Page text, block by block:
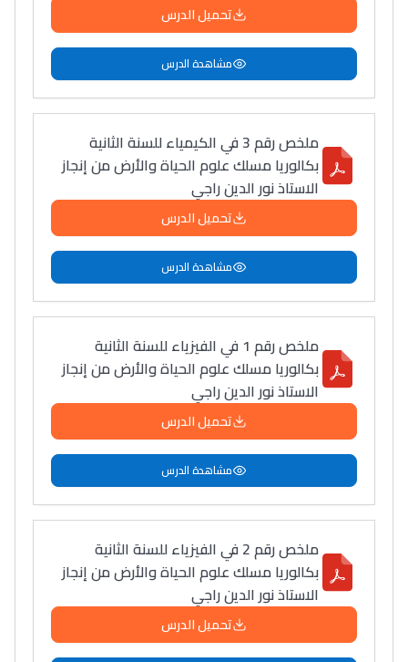
سامورا
بطلة المغرب فالقفز
الطولي، ملاك البردع
كتحكي على تجربتها
تحميل الدرس
مشاهدة الدرس
ملخص رقم 3 في الكيمياء للسنة الثانية
بكالوريا مسلك علوم الحياة والأرض من إنجاز
الاستاذ نور الدين راجي
تحميل الدرس
مشاهدة الدرس
ملخص رقم 1 في الفيزياء للسنة الثانية
بكالوريا مسلك علوم الحياة والأرض من إنجاز
الاستاذ نور الدين راجي
تحميل الدرس
مشاهدة الدرس
ملخص رقم 2 في الفيزياء للسنة الثانية
بكالوريا مسلك علوم الحياة والأرض من إنجاز
الاستاذ نور الدين راجي
تحميل الدرس